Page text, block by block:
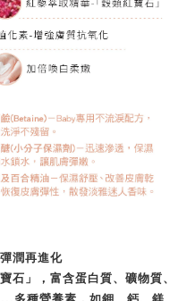
潤再進化
石」，富含蛋白質、礦物質、